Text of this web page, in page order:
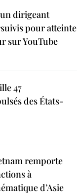
dirigeant
pour atteinte
sur YouTube
47
des États-
remporte
à
d’Asie